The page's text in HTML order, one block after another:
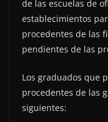
de las escuelas de
establecimientos
procedentes de las
pendientes de las
Los graduados que
procedentes de las
siguientes: